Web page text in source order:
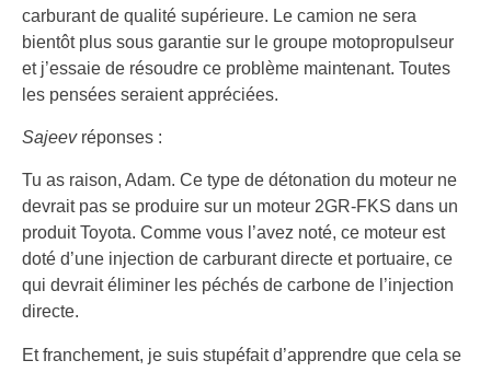
carburant de qualité supérieure. Le camion ne sera
bientôt plus sous garantie sur le groupe motopropulseur
et j’essaie de résoudre ce problème maintenant. Toutes
les pensées seraient appréciées.
Sajeevréponses :
Tu as raison, Adam. Ce type de détonation du moteur ne
devrait pas se produire sur un moteur 2GR-FKS dans un
produit Toyota. Comme vous l’avez noté, ce moteur est
doté d’une injection de carburant directe et portuaire, ce
qui devrait éliminer les péchés de carbone de l’injection
directe.
Et franchement, je suis stupéfait d’apprendre que cela se